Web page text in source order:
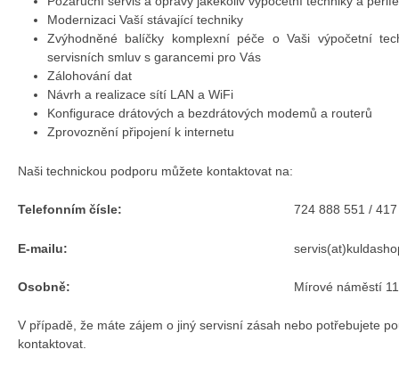
Modernizaci Vaší stávající techniky
Zvýhodněné balíčky komplexní péče o Vaši výpočetní
servisních smluv s garancemi pro Vás
Zálohování dat
Návrh a realizace sítí LAN a WiFi
Konfigurace drátových a bezdrátových modemů a routerů
Zprovoznění připojení k internetu
Naši technickou podporu můžete kontaktovat na:
Telefonním čísle:
E-mailu:
Osobně:
724 888 551 /
Mírové náměstí
V případě, že máte zájem o jiný servisní zásah nebo potřebujete
kontaktovat.